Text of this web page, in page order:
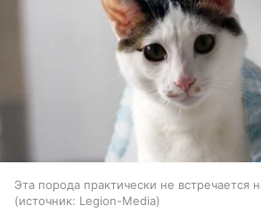
Эта порода практически не встречается
источник: Legion-Media